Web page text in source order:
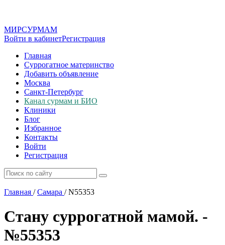
МИРСУРМАМ
Войти в кабинетРегистрация
Главная
Суррогатное материнство
Добавить объявление
Москва
Санкт-Петербург
Канал сурмам и БИО
Клиники
Блог
Избранное
Контакты
Войти
Регистрация
Главная / Самара /N55353
Стану суррогатной мамой. -
№55353